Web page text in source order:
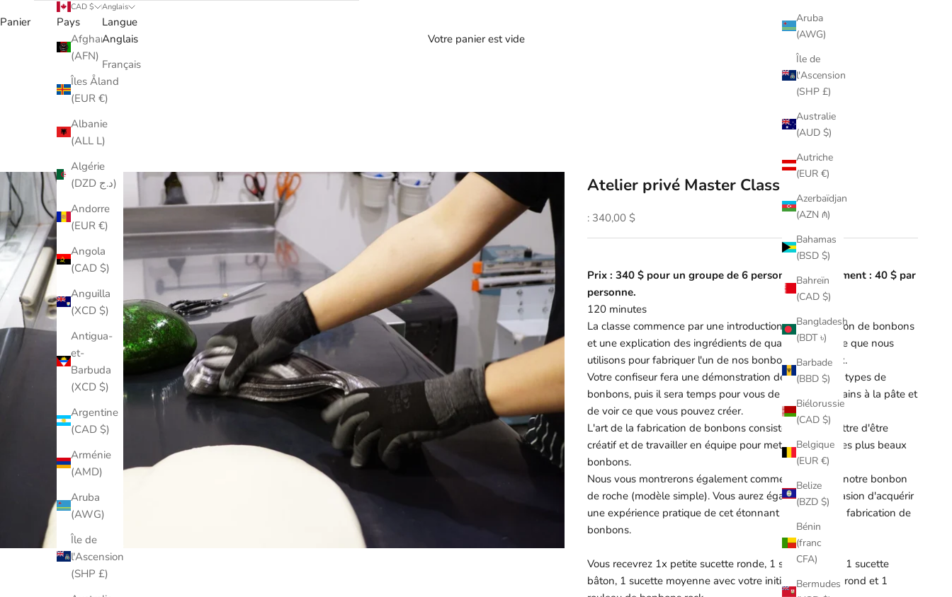
Aruba
(AWG)
Île de
l'Ascension
(SHP £)
Australie
(AUD $)
Autriche
(EUR €)
Azerbaïdjan
(AZN ₼)
Bahamas
(BSD $)
Bahreïn
(CAD $)
Bangladesh
(BDT ৳)
Barbade
(BBD $)
Biélorussie
(CAD $)
Belgique
(EUR €)
Belize
(BZD $)
Bénin
(franc
CFA)
Bermudes
CAD $
Pays
Afghanistan
(AFN)
Îles Åland
(EUR €)
Albanie
(ALL L)
Algérie
(DZD د.ج)
Andorre
(EUR €)
Angola
(CAD $)
Anguilla
(XCD $)
Antigua-
et-
Barbuda
(XCD $)
Argentine
(CAD $)
Arménie
(AMD)
Aruba
(AWG)
Île de
l'Ascension
(SHP £)
Anglais
Langue
Anglais
Français
Panier
Votre panier est vide
Atelier privé Master Class
Prix de vente
: 340,00 $
Prix : 340 $ pour un groupe de 6 personnes, supplément : 40 $ par
personne.
120 minutes
La classe commence par une introduction à la fabrication de bonbons
et une explication des ingrédients de qualité supérieure que nous
utilisons pour fabriquer l'un de nos bonbons artisanaux.
Votre confiseur fera une démonstration de chacun des types de
bonbons, puis il sera temps pour vous de mettre les mains à la pâte et
de voir ce que vous pouvez créer.
L'art de la fabrication de bonbons consiste à se permettre d'être
créatif et de travailler en équipe pour mettre au point les plus beaux
bonbons.
Nous vous montrerons également comment fabriquer notre bonbon
de roche (modèle simple). Vous aurez également l'occasion d'acquérir
une expérience pratique de cet étonnant processus de fabrication de
bonbons.
Vous recevrez 1x petite sucette ronde, 1 sucette coeur, 1 sucette
bâton, 1 sucette moyenne avec votre initiale, 1 oreiller rond et 1